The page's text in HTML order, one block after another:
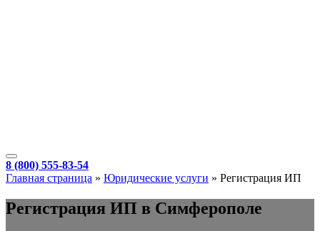
8 (800) 555-83-54
Главная страница » Юридические услуги » Регистрация ИП
Регистрация ИП в Симферополе